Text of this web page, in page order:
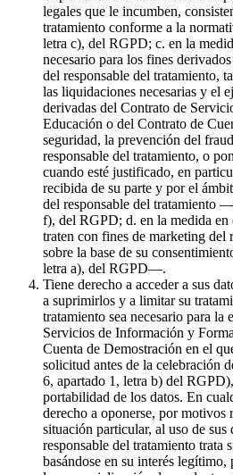
legales que le incumben,
tratamiento conforme a la
letra c), del RGPD; c. en la
necesario para los fines
del responsable del tratamiento,
las liquidaciones necesarias y el
derivadas del Contrato de
Educación o del Contrato de
seguridad, la prevención del
responsable del tratamiento, o
cuando esté justificado, en
recibida de su parte y por el
del responsable del tratamiento
f), del RGPD; d. en la medida en
traten con fines de marketing del
sobre la base de su
letra a), del RGPD—.
Tiene derecho a acceder a sus
a suprimirlos y a limitar su
tratamiento sea necesario para la
Servicios de Información y
Cuenta de Demostración en el
solicitud antes de la celebración
6, apartado 1, letra b) del
portabilidad de los datos. En
derecho a oponerse, por motivos
situación particular, al uso de sus
responsable del tratamiento trata
basándose en su interés